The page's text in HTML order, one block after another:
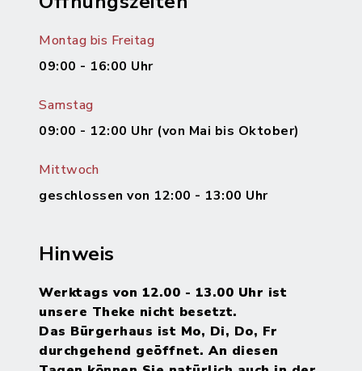
Montag bis Freitag
09:00 - 16:00 Uhr
Samstag
09:00 - 12:00 Uhr (von Mai bis Oktober)
Mittwoch
geschlossen von 12:00 - 13:00 Uhr
Hinweis
Werktags von 12.00 - 13.00 Uhr ist
unsere Theke nicht besetzt.
Das Bürgerhaus ist Mo, Di, Do, Fr
durchgehend geöffnet. An diesen